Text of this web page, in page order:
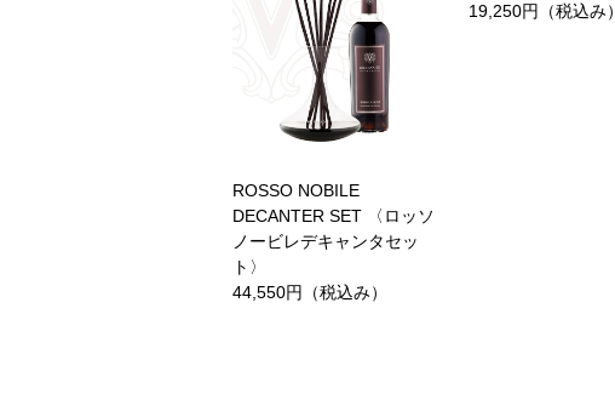
ROSSO NOBILE
DECANTER SET 〈ロッソ
ノービレデキャンタセッ
ト〉
44,550円（税込み）
19,250円（税込み）